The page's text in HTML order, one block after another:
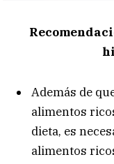
Además de
alimentos
dieta, es
alimentos